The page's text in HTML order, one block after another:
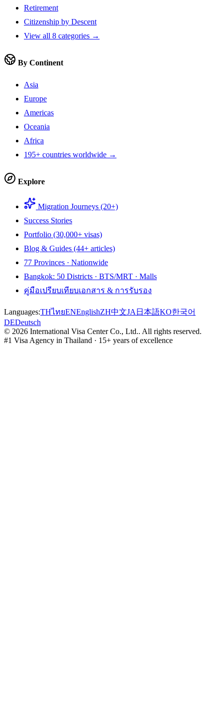
Retirement
Citizenship by Descent
View all 8 categories →
By Continent
Asia
Europe
Americas
Oceania
Africa
195+ countries worldwide →
Explore
Migration Journeys (20+)
Success Stories
Portfolio (30,000+ visas)
Blog & Guides (44+ articles)
77 Provinces · Nationwide
Bangkok: 50 Districts · BTS/MRT · Malls
คู่มือเปรียบเทียบเอกสาร & การรับรอง
Languages:THไทยENEnglishZH中文JA 日本語KO한국어
DEDeutsch
© 2026 International Visa Center Co., Ltd.. All rights reserved.
#1 Visa Agency in Thailand · 15+ years of excellence